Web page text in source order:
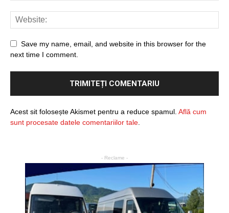
Save my name, email, and website in this browser for the
next time I comment.
Acest sit folosește Akismet pentru a reduce spamul. Află cum
sunt procesate datele comentariilor tale
- Reclame -